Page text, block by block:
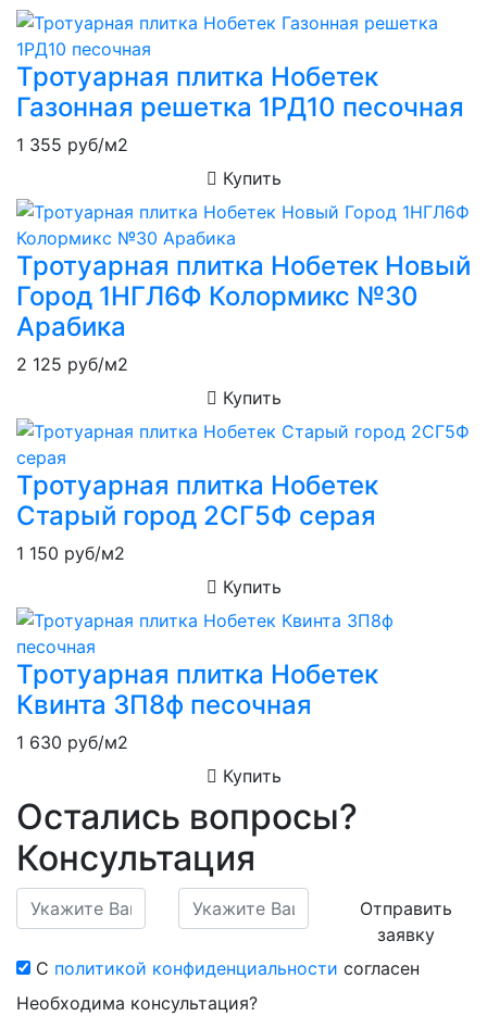
Тротуарная плитка Нобетек
Газонная решетка 1РД10 песочная
1 355 руб/м2
Купить
Тротуарная плитка Нобетек Новый
Город 1НГЛ6Ф Колормикс №30
Арабика
2 125 руб/м2
Купить
Тротуарная плитка Нобетек
Старый город 2СГ5Ф серая
1 150 руб/м2
Купить
Тротуарная плитка Нобетек
Квинта 3П8ф песочная
1 630 руб/м2
Купить
Остались вопросы?
Консультация
Отправить
заявку
С политикой конфиденциальности согласен
Необходима консультация?